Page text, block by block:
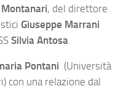
, del direttore
Giuseppe Marrani
Silvia Antosa
Pontani (Università
con una relazione dal